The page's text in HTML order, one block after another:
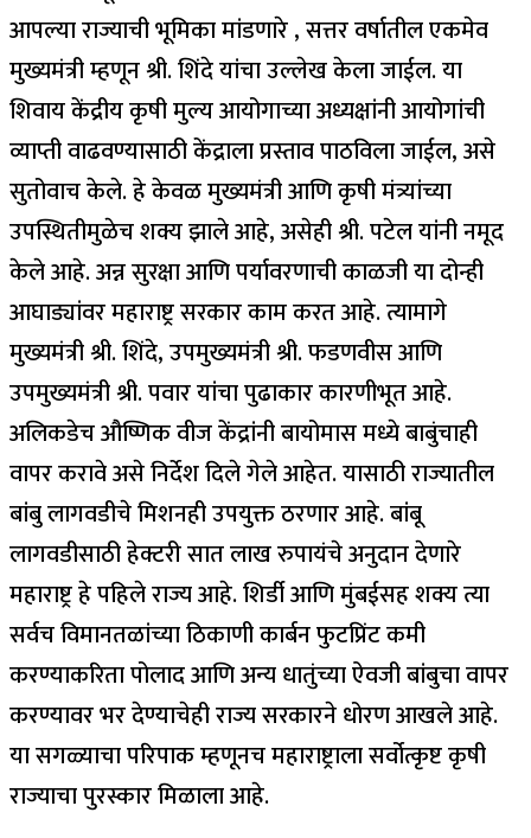
आपल्या राज्याची भूमिका मांडणारे , सत्तर वर्षातील एकमेव
मुख्यमंत्री म्हणून श्री. शिंदे यांचा उल्लेख केला जाईल. या
शिवाय केंद्रीय कृषी मुल्य आयोगाच्या अध्यक्षांनी आयोगांची
व्याप्ती वाढवण्यासाठी केंद्राला प्रस्ताव पाठविला जाईल, असे
सुतोवाच केले. हे केवळ मुख्यमंत्री आणि कृषी मंत्र्यांच्या
उपस्थितीमुळेच शक्य झाले आहे, असेही श्री. पटेल यांनी नमूद
केले आहे. अन्न सुरक्षा आणि पर्यावरणाची काळजी या दोन्ही
आघाड्यांवर महाराष्ट्र सरकार काम करत आहे. त्यामागे
मुख्यमंत्री श्री. शिंदे, उपमुख्यमंत्री श्री. फडणवीस आणि
उपमुख्यमंत्री श्री. पवार यांचा पुढाकार कारणीभूत आहे.
अलिकडेच औष्णिक वीज केंद्रांनी बायोमास मध्ये बाबुंचाही
वापर करावे असे निर्देश दिले गेले आहेत. यासाठी राज्यातील
बांबु लागवडीचे मिशनही उपयुक्त ठरणार आहे. बांबू
लागवडीसाठी हेक्टरी सात लाख रुपायंचे अनुदान देणारे
महाराष्ट्र हे पहिले राज्य आहे. शिर्डी आणि मुंबईसह शक्य त्या
सर्वच विमानतळांच्या ठिकाणी कार्बन फुटप्रिंट कमी
करण्याकरिता पोलाद आणि अन्य धातुंच्या ऐवजी बांबुचा वापर
करण्यावर भर देण्याचेही राज्य सरकारने धोरण आखले आहे.
या सगळ्याचा परिपाक म्हणूनच महाराष्ट्राला सर्वोत्कृष्ट कृषी
राज्याचा पुरस्कार मिळाला आहे.